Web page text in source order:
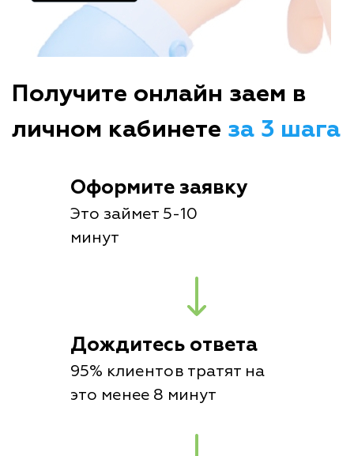
Получите онлайн заем в
личном кабинете за 3 шага
Оформите заявку
Это займет 5-10
минут
Дождитесь ответа
95% клиентов тратят на
это менее 8 минут